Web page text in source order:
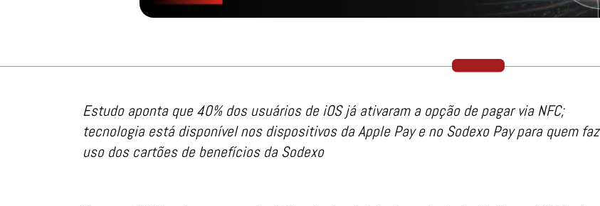
Estudo aponta que 40% dos usuários de iOS já ativaram a opção de pagar via NFC;
tecnologia está disponível nos dispositivos da Apple Pay e no Sodexo Pay para quem faz
uso dos cartões de benefícios da Sodexo